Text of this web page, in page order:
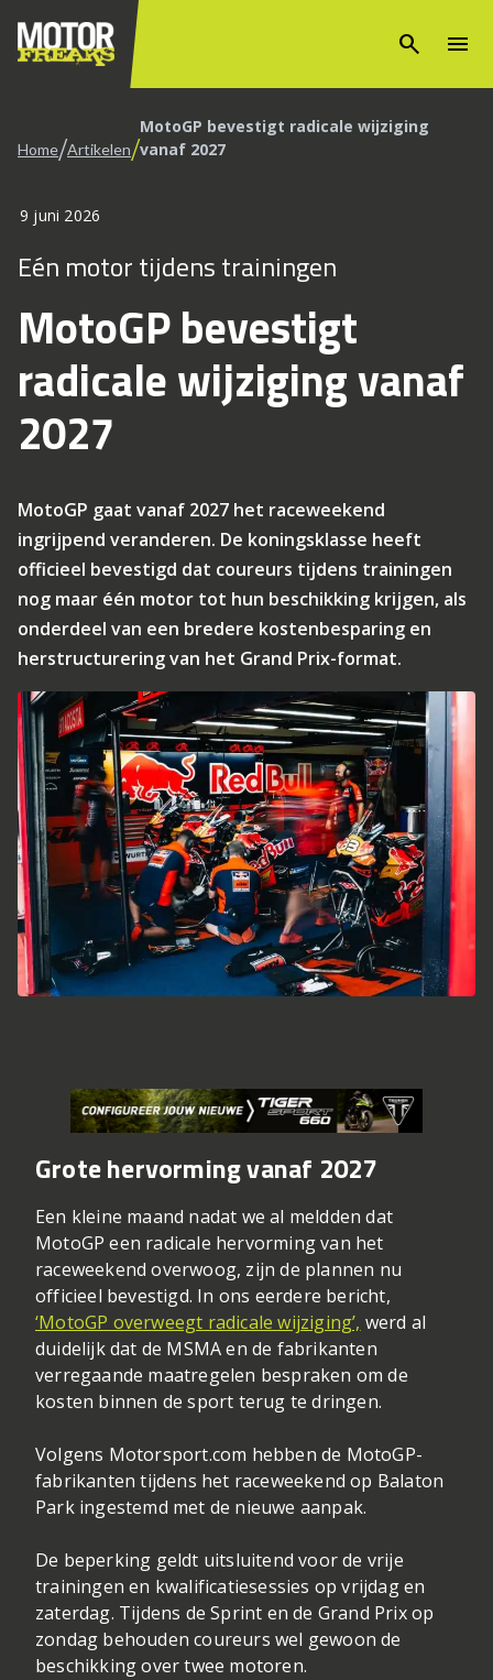
search menu
Home/Artikelen/MotoGP bevestigt radicale wijziging
vanaf 2027
9 juni 2026
Eén motor tijdens trainingen
MotoGP bevestigt
radicale wijziging vanaf
2027
MotoGP gaat vanaf 2027 het raceweekend
ingrijpend veranderen. De koningsklasse heeft
officieel bevestigd dat coureurs tijdens trainingen
nog maar één motor tot hun beschikking krijgen, als
onderdeel van een bredere kostenbesparing en
herstructurering van het Grand Prix-format.
Grote hervorming vanaf 2027
Een kleine maand nadat we al meldden dat
MotoGP een radicale hervorming van het
raceweekend overwoog, zijn de plannen nu
officieel bevestigd. In ons eerdere bericht,
‘MotoGP overweegt radicale wijziging’, werd al
duidelijk dat de MSMA en de fabrikanten
verregaande maatregelen bespraken om de
kosten binnen de sport terug te dringen.
Volgens Motorsport.com hebben de MotoGP-
fabrikanten tijdens het raceweekend op Balaton
Park ingestemd met de nieuwe aanpak.
De beperking geldt uitsluitend voor de vrije
trainingen en kwalificatiesessies op vrijdag en
zaterdag. Tijdens de Sprint en de Grand Prix op
zondag behouden coureurs wel gewoon de
beschikking over twee motoren.